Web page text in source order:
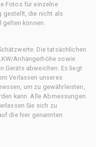
Fotos für einzelne
gestellt, die nicht als
können.
Die tatsächlichen
Anhängerhöhe sowie
Geräts abweichen. Es liegt
Verlassen unseres
um zu gewährleisten,
kann. Alle Abmessungen
Sie sich zu
die hier genannten